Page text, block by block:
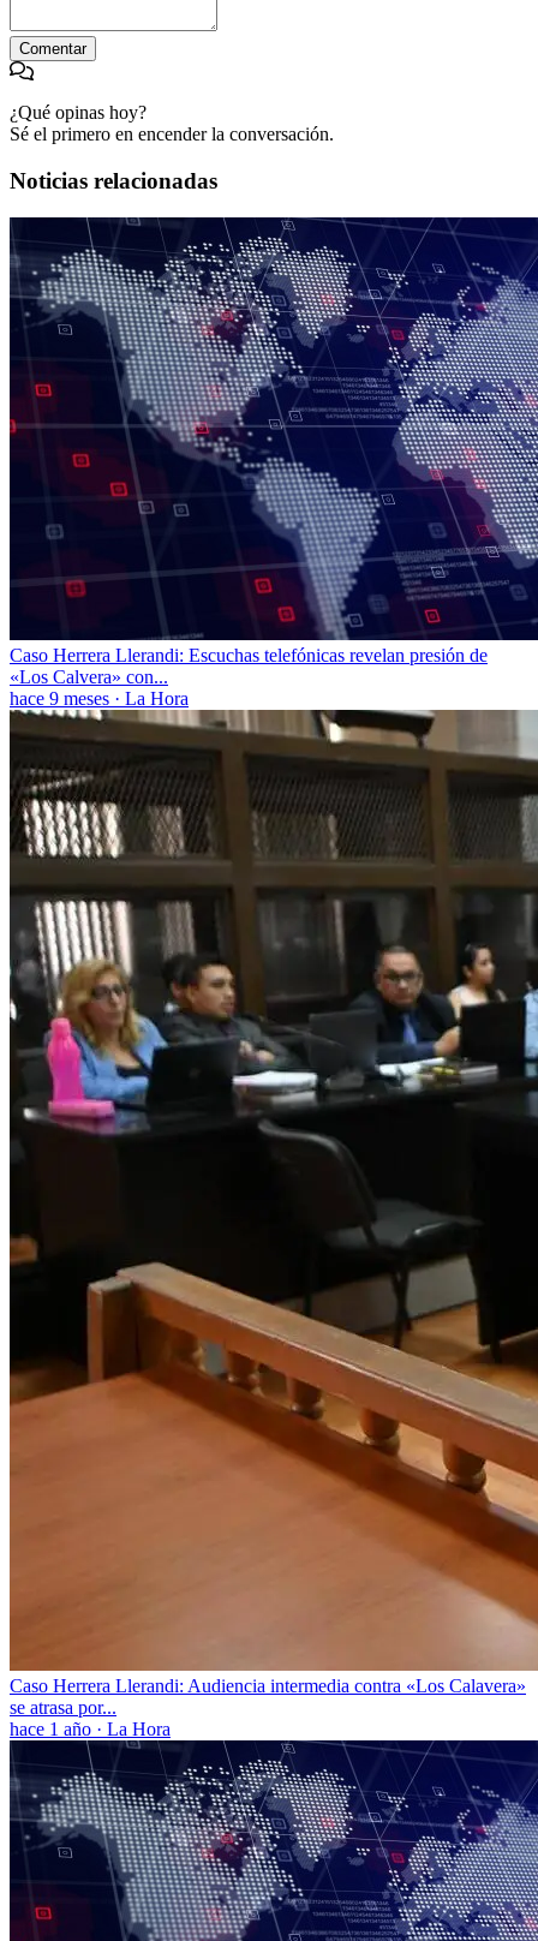
Comentar
¿Qué opinas hoy?
Sé el primero en encender la conversación.
Noticias relacionadas
Caso Herrera Llerandi: Escuchas telefónicas revelan presión de
«Los Calvera» con...
hace 9 meses · La Hora
Caso Herrera Llerandi: Audiencia intermedia contra «Los Calavera»
se atrasa por...
hace 1 año · La Hora